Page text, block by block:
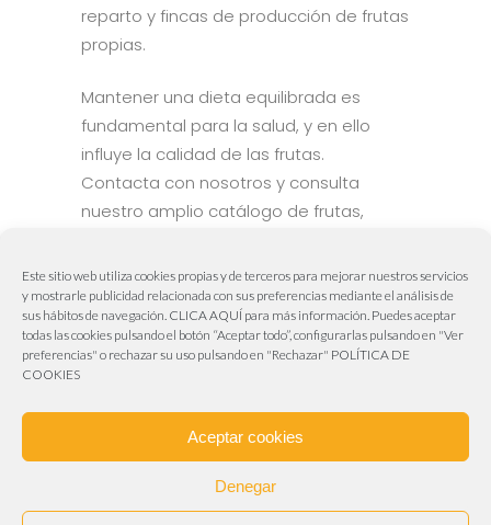
Este sitio web utiliza cookies propias y de terceros para mejorar nuestros servicios
y mostrarle publicidad relacionada con sus preferencias mediante el análisis de
sus hábitos de navegación. CLICA AQUÍ para más información. Puedes aceptar
todas las cookies pulsando el botón “Aceptar todo”, configurarlas pulsando en "Ver
preferencias" o rechazar su uso pulsando en "Rechazar" POLÍTICA DE
COOKIES
Aceptar cookies
Denegar
reparto y fincas de producción de frutas
propias.
Mantener una dieta equilibrada es
fundamental para la salud, y en ello
influye la calidad de las frutas.
Contacta con nosotros y consulta
nuestro amplio catálogo de frutas,
Aviva Publicidad & Marketing
955 63 00 18 – 606 50 61 62
info@frutasrubioplata.es
Carretera de Sevilla – Málaga – Granada
(Polígono Industrial La Chaparilla). A-92 Km, 4. 41500